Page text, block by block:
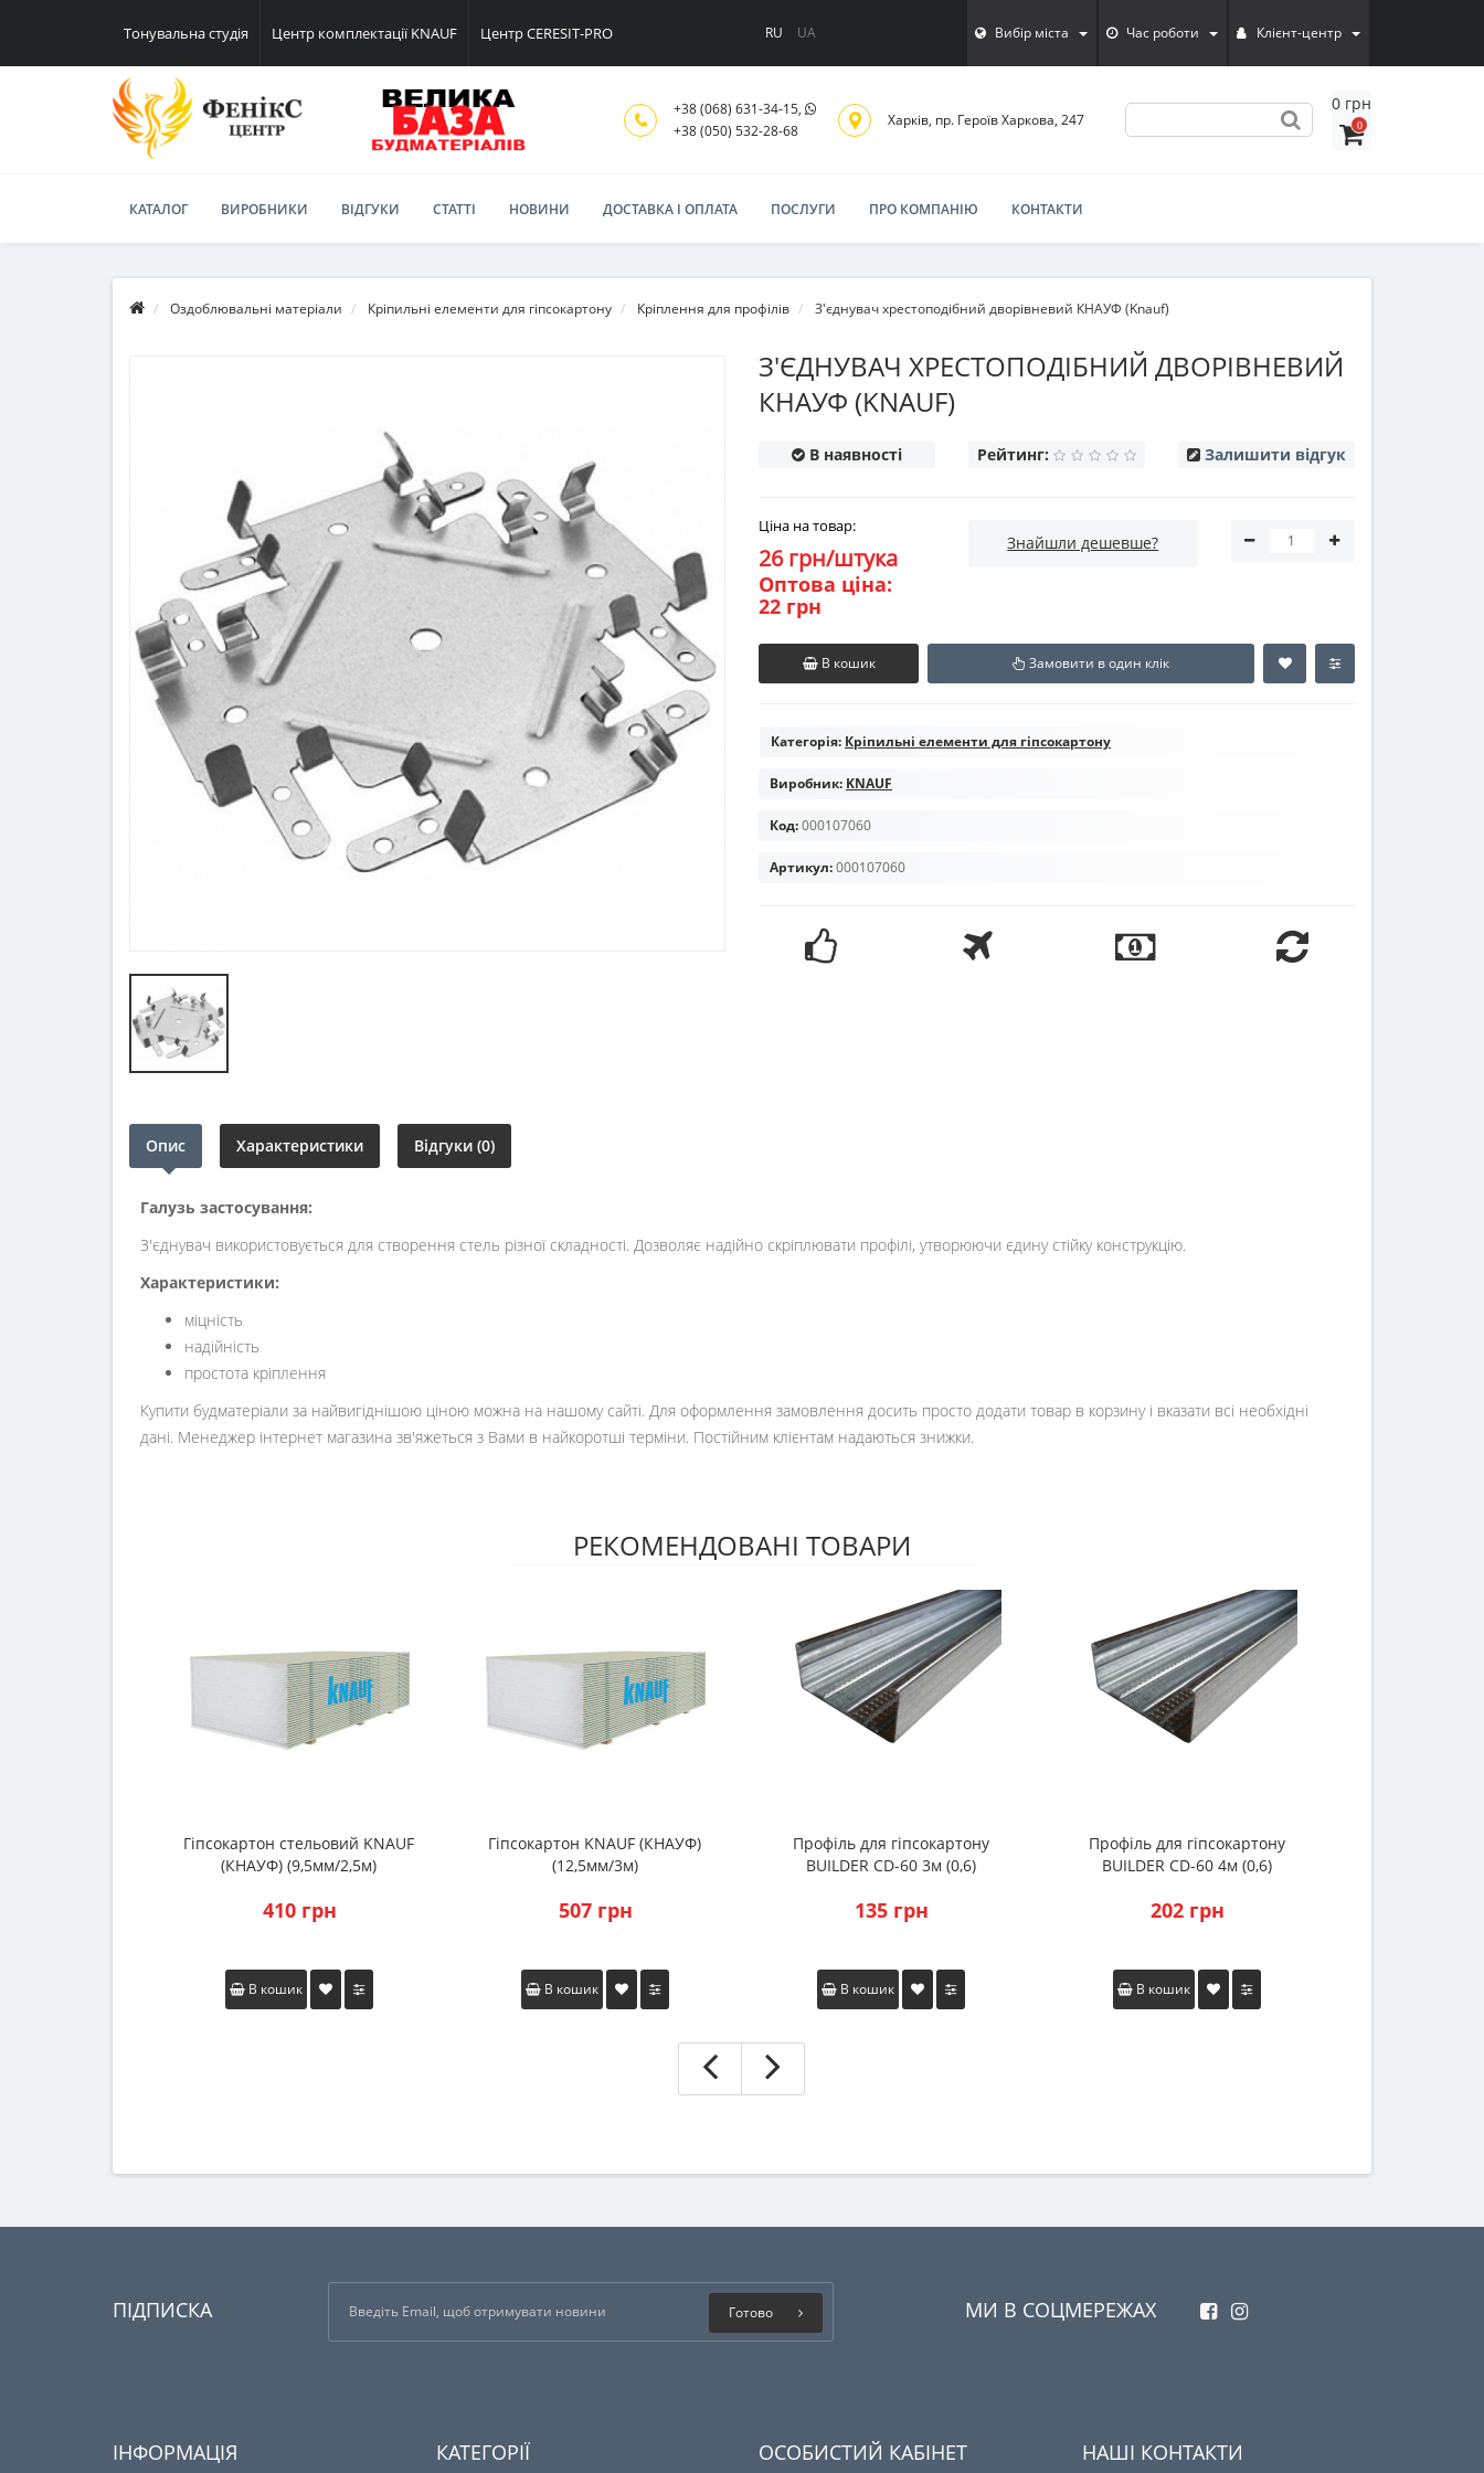
Тонувальна студія Центр комплектації KNAUF Центр CERESIT-PRO RU UA Вибір міста Час роботи Клієнт-центр
+38 (068) 631-34-15,
+38 (050) 532-28-68
Харків, пр. Героїв Харкова, 247
0 грн
0
КАТАЛОГ ВИРОБНИКИ ВІДГУКИ СТАТТІ НОВИНИ ДОСТАВКА І ОПЛАТА ПОСЛУГИ ПРО КОМПАНІЮ КОНТАКТИ
Оздоблювальні матеріали Кріпильні елементи для гіпсокартону Кріплення для профілів З'єднувач хрестоподібний дворівневий КНАУФ (Knauf)
З'ЄДНУВАЧ ХРЕСТОПОДІБНИЙ ДВОРІВНЕВИЙ
КНАУФ (KNAUF)
В наявності Рейтинг: Залишити відгук
Ціна на товар:
26 грн/штука
Оптова ціна:
22 грн
Знайшли дешевше?
В кошик Замовити в один клік
Категорія: Кріпильні елементи для гіпсокартону
Виробник: KNAUF
Код:000107060
Артикул:000107060
Опис Характеристики Відгуки (0)
Галузь застосування:
З'єднувач використовується для створення стель різної складності. Дозволяє надійно скріплювати профілі, утворюючи єдину стійку конструкцію.
Характеристики:
міцність
надійність
простота кріплення
Купити будматеріали за найвигіднішою ціною можна на нашому сайті. Для оформлення замовлення досить просто додати товар в корзину і вказати всі необхідні
дані. Менеджер інтернет магазина зв'яжеться з Вами в найкоротші терміни. Постійним клієнтам надаються знижки.
РЕКОМЕНДОВАНІ ТОВАРИ
Гіпсокартон стельовий KNAUF
(КНАУФ) (9,5мм/2,5м)
410 грн
В кошик
Гіпсокартон KNAUF (КНАУФ)
(12,5мм/3м)
507 грн
В кошик
Профіль для гіпсокартону
BUILDER CD-60 3м (0,6)
135 грн
В кошик
Профіль для гіпсокартону
BUILDER CD-60 4м (0,6)
202 грн
В кошик
ПІДПИСКА Готово МИ В СОЦМЕРЕЖАХ
ІНФОРМАЦІЯ КАТЕГОРІЇ ОСОБИСТИЙ КАБІНЕТ НАШІ КОНТАКТИ